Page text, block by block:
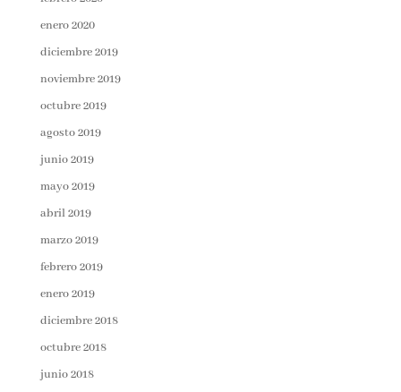
enero 2020
diciembre 2019
noviembre 2019
octubre 2019
agosto 2019
junio 2019
mayo 2019
abril 2019
marzo 2019
febrero 2019
enero 2019
diciembre 2018
octubre 2018
junio 2018